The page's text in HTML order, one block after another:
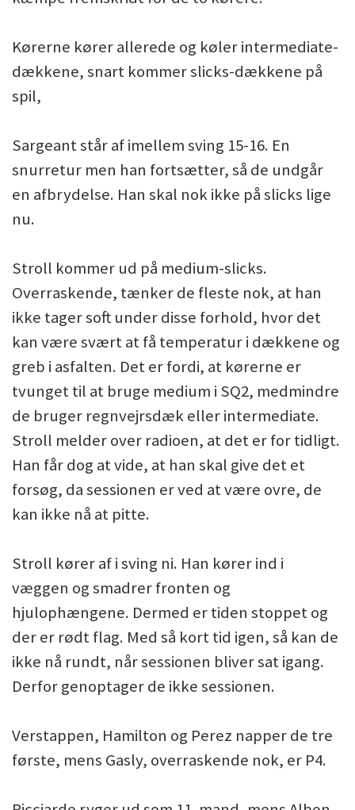
Kørerne kører allerede og køler intermediate-
dækkene, snart kommer slicks-dækkene på
spil,
Sargeant står af imellem sving 15-16. En
snurretur men han fortsætter, så de undgår
en afbrydelse. Han skal nok ikke på slicks lige
nu.
Stroll kommer ud på medium-slicks.
Overraskende, tænker de fleste nok, at han
ikke tager soft under disse forhold, hvor det
kan være svært at få temperatur i dækkene og
greb i asfalten. Det er fordi, at kørerne er
tvunget til at bruge medium i SQ2, medmindre
de bruger regnvejrsdæk eller intermediate.
Stroll melder over radioen, at det er for tidligt.
Han får dog at vide, at han skal give det et
forsøg, da sessionen er ved at være ovre, de
kan ikke nå at pitte.
Stroll kører af i sving ni. Han kører ind i
væggen og smadrer fronten og
hjulophængene. Dermed er tiden stoppet og
der er rødt flag. Med så kort tid igen, så kan de
ikke nå rundt, når sessionen bliver sat igang.
Derfor genoptager de ikke sessionen.
Verstappen, Hamilton og Perez napper de tre
første, mens Gasly, overraskende nok, er P4.